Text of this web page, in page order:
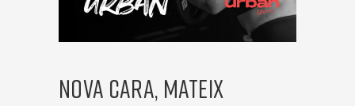
NOVA CARA, MATEIX